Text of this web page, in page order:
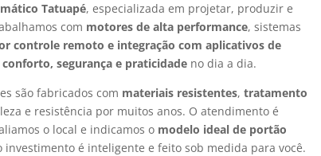
Tatuapé, especializada em projetar, produzir e
com motores de alta performance, sistemas
controle remoto e integração com aplicativos de
conforto, segurança e praticidade no dia a dia.
são fabricados com materiais resistentes,tratamento
e resistência por muitos anos. O atendimento é
o local e indicamos o modelo ideal de portão
investimento é inteligente e feito sob medida para você.